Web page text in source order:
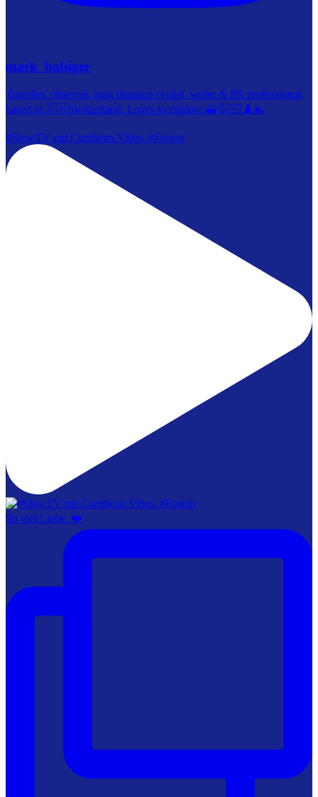
mark_balsiger
Traveller, observer, long distance cyclist, writer & PR professional,
based in 🇨🇭Switzerland. Loves to explore 🗻💦🚴‍♀️♟️🏊
#SlowTV mit Carribean Vibes. #Fusion
So viel Liebe. ❤️